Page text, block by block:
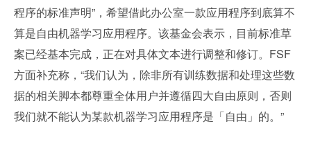
程序的标准声明”，希望借此办公室一款应用程序到底算不
算是自由机器学习应用程序。该基金会表示，目前标准草
案已经基本完成，正在对具体文本进行调整和修订。FSF
方面补充称，“我们认为，除非所有训练数据和处理这些数
据的相关脚本都尊重全体用户并遵循四大自由原则，否则
我们就不能认为某款机器学习应用程序是「自由」的。”